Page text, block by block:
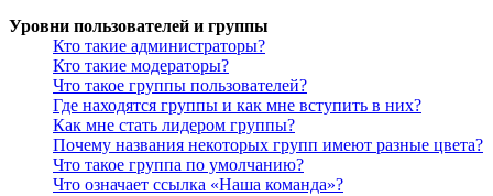
Уровни пользователей и группы
Кто такие администраторы?
Кто такие модераторы?
Что такое группы пользователей?
Где находятся группы и как мне вступить в них?
Как мне стать лидером группы?
Почему названия некоторых групп имеют разные цвета?
Что такое группа по умолчанию?
Что означает ссылка «Наша команда»?